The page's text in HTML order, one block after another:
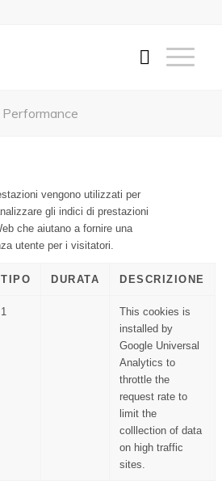
vengono utilizzati per
gli indici di prestazioni
che aiutano a fornire una
utente per i visitatori.
TIPO DURATA DESCRIZIONE
1
This cookies is
installed by
Google Universal
Analytics to
throttle the
request rate to
limit the
colllection of data
on high traffic
sites.